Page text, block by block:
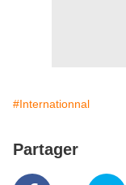
#Internationnal
Partager